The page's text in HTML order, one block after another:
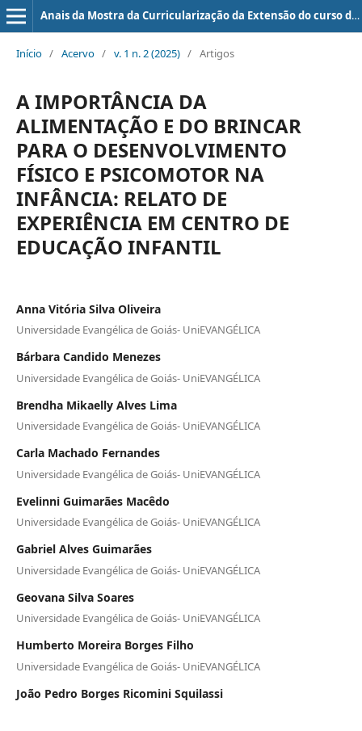
Anais da Mostra da Curricularização da Extensão do curso de Medicina da UniEVANGÉLICA
Início / Acervo / v. 1 n. 2 (2025) / Artigos
A IMPORTÂNCIA DA
ALIMENTAÇÃO E DO BRINCAR
PARA O DESENVOLVIMENTO
FÍSICO E PSICOMOTOR NA
INFÂNCIA: RELATO DE
EXPERIÊNCIA EM CENTRO DE
EDUCAÇÃO INFANTIL
Anna Vitória Silva Oliveira
Universidade Evangélica de Goiás- UniEVANGÉLICA
Bárbara Candido Menezes
Universidade Evangélica de Goiás- UniEVANGÉLICA
Brendha Mikaelly Alves Lima
Universidade Evangélica de Goiás- UniEVANGÉLICA
Carla Machado Fernandes
Universidade Evangélica de Goiás- UniEVANGÉLICA
Evelinni Guimarães Macêdo
Universidade Evangélica de Goiás- UniEVANGÉLICA
Gabriel Alves Guimarães
Universidade Evangélica de Goiás- UniEVANGÉLICA
Geovana Silva Soares
Universidade Evangélica de Goiás- UniEVANGÉLICA
Humberto Moreira Borges Filho
Universidade Evangélica de Goiás- UniEVANGÉLICA
João Pedro Borges Ricomini Squilassi